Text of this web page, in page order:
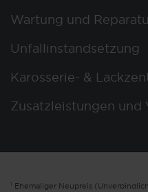
Wartung und
Unfallinstandsetzung
Karosserie- &
Zusatzleistungen und
1 Ehemaliger Neupreis